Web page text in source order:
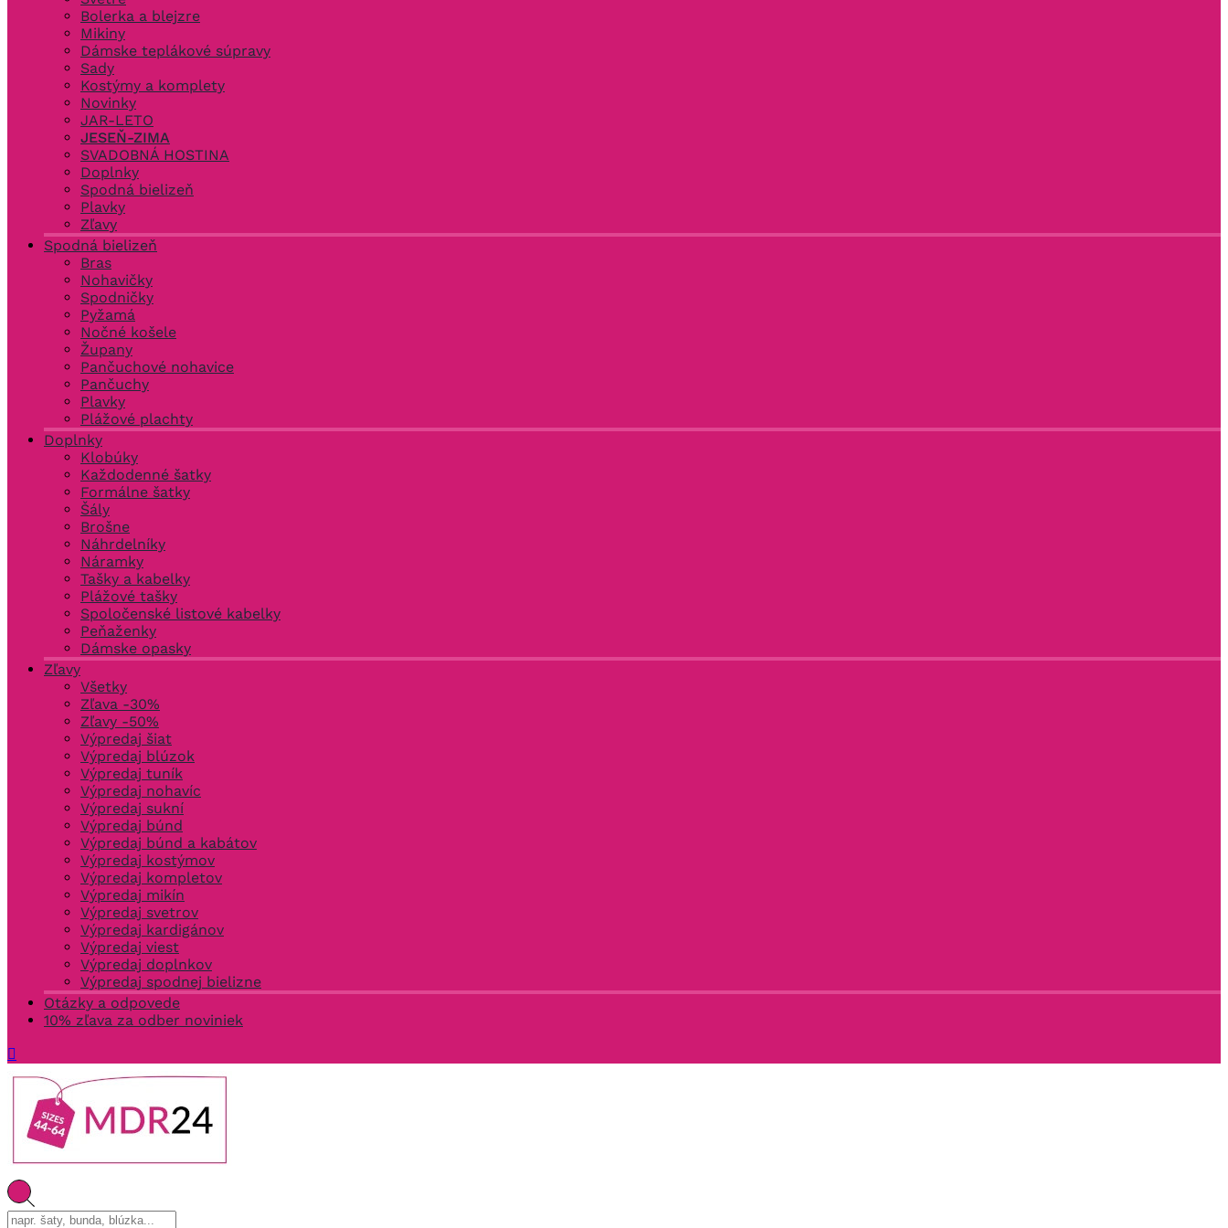
Bolerka a blejzre
Mikiny
Dámske teplákové súpravy
Sady
Kostýmy a komplety
Novinky
JAR-LETO
JESEŇ-ZIMA
SVADOBNÁ HOSTINA
Doplnky
Spodná bielizeň
Plavky
Zľavy
Spodná bielizeň
Bras
Nohavičky
Spodničky
Pyžamá
Nočné košele
Župany
Pančuchové nohavice
Pančuchy
Plavky
Plážové plachty
Doplnky
Klobúky
Každodenné šatky
Formálne šatky
Šály
Brošne
Náhrdelníky
Náramky
Tašky a kabelky
Plážové tašky
Spoločenské listové kabelky
Peňaženky
Dámske opasky
Zľavy
Všetky
Zľava -30%
Zľavy -50%
Výpredaj šiat
Výpredaj blúzok
Výpredaj tuník
Výpredaj nohavíc
Výpredaj sukní
Výpredaj búnd
Výpredaj búnd a kabátov
Výpredaj kostýmov
Výpredaj kompletov
Výpredaj mikín
Výpredaj svetrov
Výpredaj kardigánov
Výpredaj viest
Výpredaj doplnkov
Výpredaj spodnej bielizne
Otázky a odpovede
10% zľava za odber noviniek
